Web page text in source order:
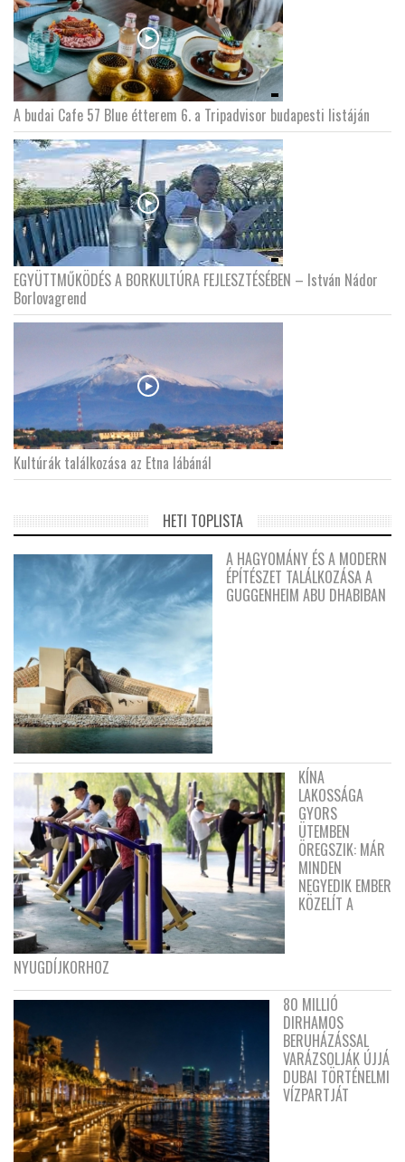
A budai Cafe 57 Blue étterem 6. a Tripadvisor budapesti listáján
EGYÜTTMŰKÖDÉS A BORKULTÚRA FEJLESZTÉSÉBEN – István Nádor
Borlovagrend
Kultúrák találkozása az Etna lábánál
HETI TOPLISTA
A HAGYOMÁNY ÉS A MODERN
ÉPÍTÉSZET TALÁLKOZÁSA A
GUGGENHEIM ABU DHABIBAN
KÍNA
LAKOSSÁGA
GYORS
ÜTEMBEN
ÖREGSZIK: MÁR
MINDEN
NEGYEDIK EMBER
KÖZELÍT A
NYUGDÍJKORHOZ
80 MILLIÓ
DIRHAMOS
BERUHÁZÁSSAL
VARÁZSOLJÁK ÚJJÁ
DUBAI TÖRTÉNELMI
VÍZPARTJÁT